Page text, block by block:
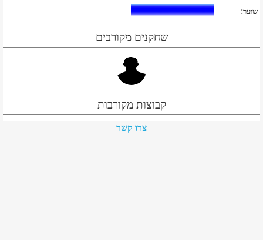
שוער:
שחקנים מקורבים
קבוצות מקורבות
צרו קשר